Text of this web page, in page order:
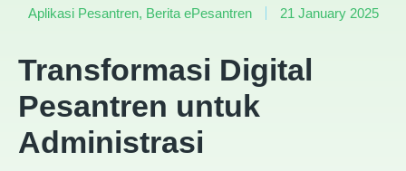
Aplikasi Pesantren, Berita ePesantren 21 January 2025
Transformasi Digital
Pesantren untuk
Administrasi